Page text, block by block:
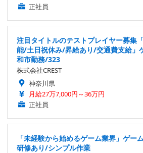
正社員
注目タイトルのテストプレイヤー募集
能/土日祝休み/昇給あり/交通費支給」
和市勤務/323
株式会社CREST
神奈川県
月給27万7,000円～36万円
正社員
「未経験から始めるゲーム業界」ゲー
研修あり/シンプル作業